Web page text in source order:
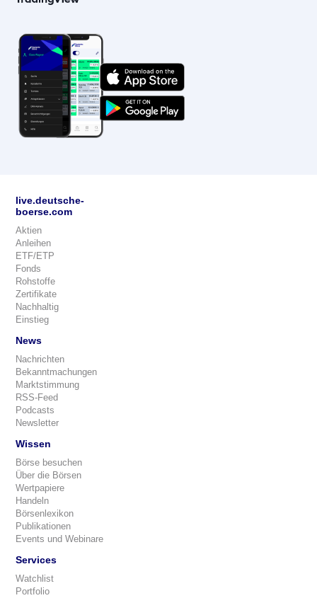
live.deutsche-
boerse.com
Aktien
Anleihen
ETF/ETP
Fonds
Rohstoffe
Zertifikate
Nachhaltig
Einstieg
News
Nachrichten
Bekanntmachungen
Marktstimmung
RSS-Feed
Podcasts
Newsletter
Wissen
Börse besuchen
Über die Börsen
Wertpapiere
Handeln
Börsenlexikon
Publikationen
Events und Webinare
Services
Watchlist
Portfolio